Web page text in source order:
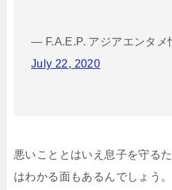
— F.A.E.P. アジアエンタメ
July 22, 2020
悪いこととはいえ息子を守る
はわかる面もあるんでしょう。